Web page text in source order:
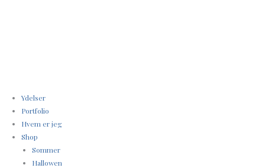
Ydelser
Portfolio
Hvem er jeg
Shop
Sommer
Hallowen